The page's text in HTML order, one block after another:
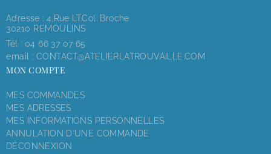
Adresse : 4,rue LT.Col. Broche
30210 REMOULINS
Tél : 04 66 37 07 65
email : CONTACT@ATELIERLATROUVAILLE.COM
MON COMPTE
MES COMMANDES
MES ADRESSES
MES INFORMATIONS PERSONNELLES
ANNULATION D'UNE COMMANDE
DÉCONNEXION